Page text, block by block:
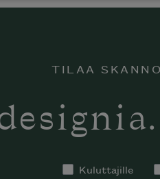
TILAA
Kuluttajille